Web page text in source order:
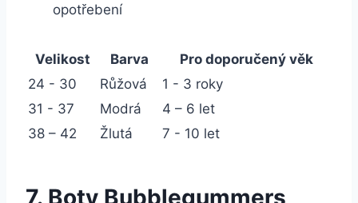
opotřebení
Velikost Barva
Pro doporučený ⁢věk
24 -⁢ 30
Růžová
1 -‌ 3 roky
31 -​ 37
Modrá
4 – ‍6 let
38⁢ – 42
Žlutá 7 -⁢ 10 let
7. ⁤Boty Bubblegummers ​